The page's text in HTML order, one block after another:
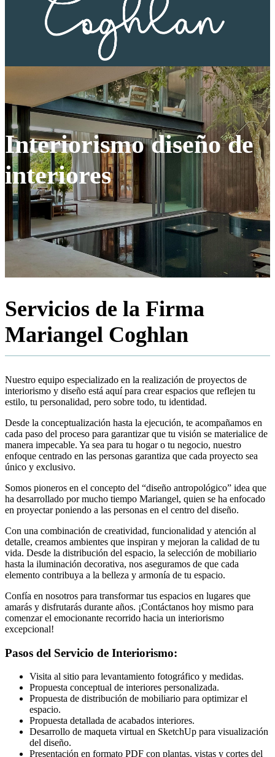
Interiorismodiseño de
interiores
Servicios de la Firma
Mariangel Coghlan
Nuestro equipo especializado en la realización de proyectos de
interiorismo y diseño está aquí para crear espacios que reflejen tu
estilo, tu personalidad, pero sobre todo, tu identidad.
Desde la conceptualización hasta la ejecución, te acompañamos en
cada paso del proceso para garantizar que tu visión se materialice de
manera impecable. Ya sea para tu hogar o tu negocio, nuestro
enfoque centrado en las personas garantiza que cada proyecto sea
único y exclusivo.
Somos pioneros en el concepto del “diseño antropológico” idea que
ha desarrollado por mucho tiempo Mariangel, quien se ha enfocado
en proyectar poniendo a las personas en el centro del diseño.
Con una combinación de creatividad, funcionalidad y atención al
detalle, creamos ambientes que inspiran y mejoran la calidad de tu
vida. Desde la distribución del espacio, la selección de mobiliario
hasta la iluminación decorativa, nos aseguramos de que cada
elemento contribuya a la belleza y armonía de tu espacio.
Confía en nosotros para transformar tus espacios en lugares que
amarás y disfrutarás durante años. ¡Contáctanos hoy mismo para
comenzar el emocionante recorrido hacia un interiorismo
excepcional!
Pasos del Servicio de Interiorismo:
Visita al sitio para levantamiento fotográfico y medidas.
Propuesta conceptual de interiores personalizada.
Propuesta de distribución de mobiliario para optimizar el
espacio.
Propuesta detallada de acabados interiores.
Desarrollo de maqueta virtual en SketchUp para visualización
del diseño.
Presentación en formato PDF con plantas, vistas y cortes del